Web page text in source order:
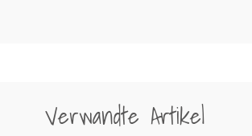
Verwandte Artikel